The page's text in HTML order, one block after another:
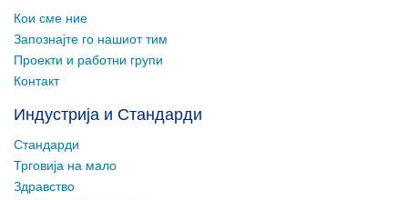
Кои сме ние
Запознајте го нашиот тим
Проекти и работни групи
Контакт
Индустрија и Стандарди
Стандарди
Трговија на мало
Здравство